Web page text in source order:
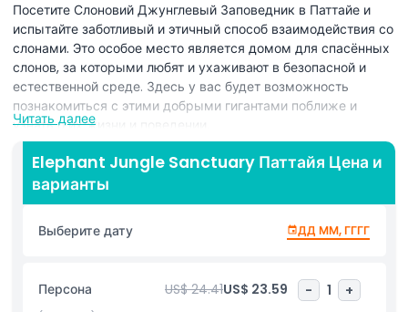
Посетите Слоновий Джунглевый Заповедник в Паттайе и
испытайте заботливый и этичный способ взаимодействия со
слонами. Это особое место является домом для спасённых
слонов, за которыми любят и ухаживают в безопасной и
естественной среде. Здесь у вас будет возможность
познакомиться с этими добрыми гигантами поближе и
узнать о их жизни и поведении.
Одна из лучших частей вашего визита — кормление слонов
с руки. Наблюдайте, как они с удовольствием едят фрукты
и овощи, одновременно знакомясь с их игривым
характером. После кормления вы сможете играть,
взаимодействовать и даже фотографироваться со слонами,
создавая незабываемые воспоминания.
присоединитесь к слонам в спа-процедуре с грязью.
Покройте их (и себя, если хотите) прохладной, мягкой
Читать далее
Elephant Jungle Sanctuary Паттайя Цена и
варианты
Выберите дату ДД ММ, ГГГГ
Персона US$ 24.41US$ 23.59 - 1 +